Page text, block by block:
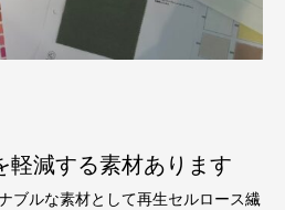
軽減する素材あります
ブルな素材として再生セルロース繊